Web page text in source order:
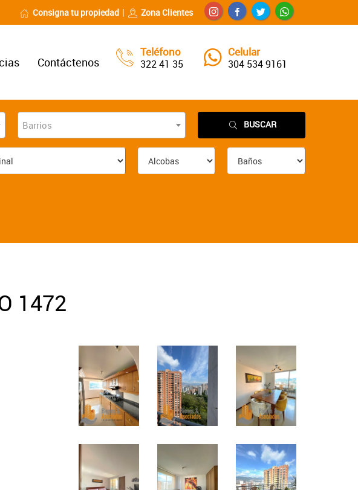
Consigna tu propiedad Zona Clientes
Teléfono
322 41 35
Celular
304 534 9161
Contáctenos
Barrios BUSCAR
1472